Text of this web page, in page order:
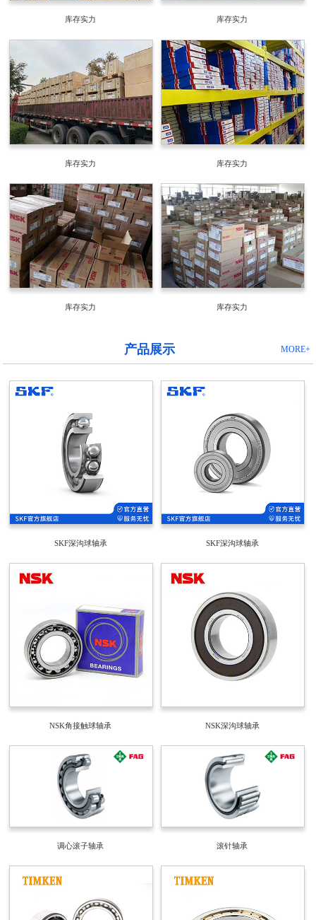
库存实力 库存实力
库存实力 库存实力
库存实力 库存实力
MORE+
产品展示
SKF深沟球轴承 SKF深沟球轴承
NSK角接触球轴承 NSK深沟球轴承
调心滚子轴承 滚针轴承